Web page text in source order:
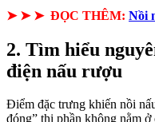
➤ ➤ ➤ ĐỌC THÊM: Nồi
2. Tìm hiểu
điện nấu rượu
Điểm đặc trưng khiến nồi
đóng” thị phần không nằm ở